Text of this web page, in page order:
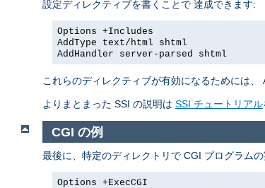
設定ディレクティブを書くことで 達成できます:
Options +Includes
AddType text/html shtml
AddHandler server-parsed shtml
これらのディレクティブが有効になるためには、
よりまとまった SSI の説明は SSI チュートリアル
CGI の例
最後に、特定のディレクトリで CGI プログラム
Options +ExecCGI